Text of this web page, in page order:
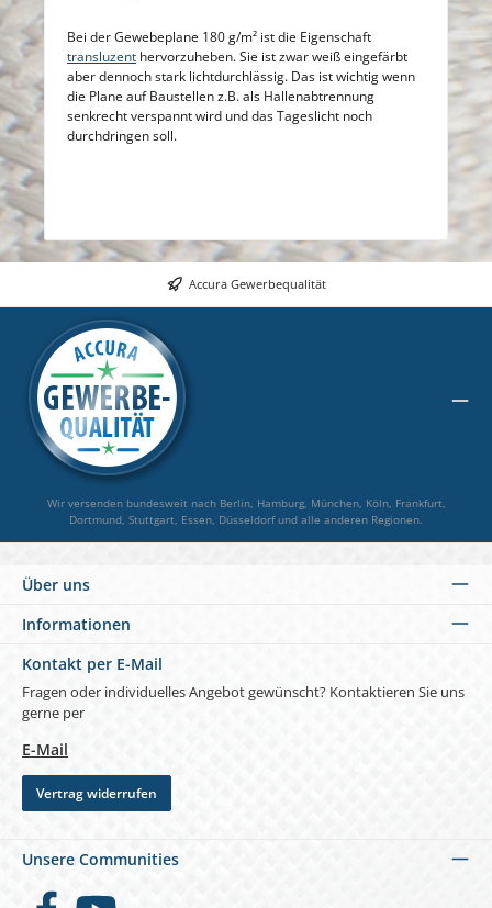
Bei der Gewebeplane 180 g/m² ist die Eigenschaft
transluzent hervorzuheben. Sie ist zwar weiß eingefärbt
aber dennoch stark lichtdurchlässig. Das ist wichtig wenn
die Plane auf Baustellen z.B. als Hallenabtrennung
senkrecht verspannt wird und das Tageslicht noch
durchdringen soll.
Accura Gewerbequalität
Wir versenden bundesweit nach Berlin, Hamburg, München, Köln, Frankfurt,
Dortmund, Stuttgart, Essen, Düsseldorf und alle anderen Regionen.
Über uns
Informationen
Kontakt per E-Mail
Fragen oder individuelles Angebot gewünscht? Kontaktieren Sie uns
gerne per
E-Mail
Vertrag widerrufen
Unsere Communities